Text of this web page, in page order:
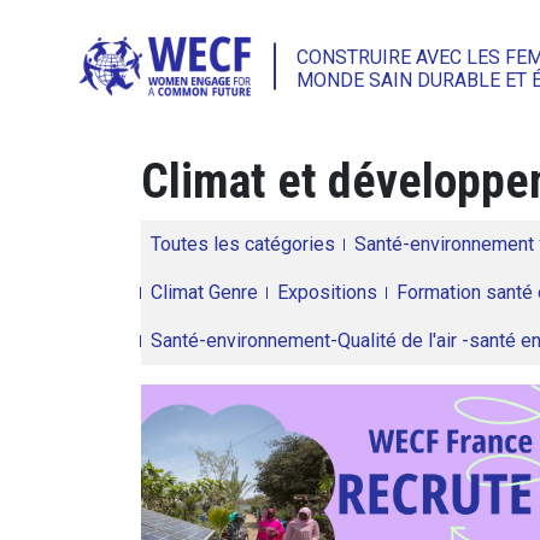
CONSTRUIRE AVEC LES
MONDE SAIN DURABLE ET
Climat et
Toutes les catégories Santé-environnement
Climat Genre Expositions Formation santé
Santé-environnement-Qualité de l'air -santé